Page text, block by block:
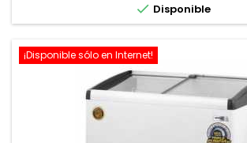
 Disponible
¡Disponible sólo en Internet!